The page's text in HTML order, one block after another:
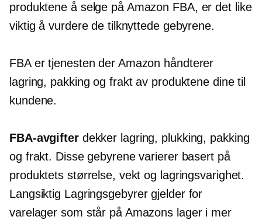
produktene å selge på Amazon FBA, er det like
viktig å vurdere de tilknyttede gebyrene.
FBA er tjenesten der Amazon håndterer
lagring, pakking og frakt av produktene dine til
kundene.
FBA-avgifterdekker lagring, plukking, pakking
og frakt. Disse gebyrene varierer basert på
produktets størrelse, vekt og lagringsvarighet.
Langsiktig Lagringsgebyrer gjelder for
varelager som står på Amazons lager i mer